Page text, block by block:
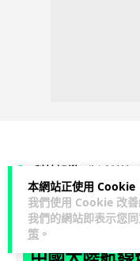
本網站正使用 Cookie
我們使用 Cookie 改
我們的網站即表示您
策 。
科技娛樂 生活科技
Lawton 1 日
中國大陸航線